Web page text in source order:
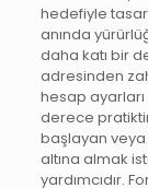
hedefiyle
anında
daha katı bir
adresinden
hesap
derece
başlayan veya
altına almak
yardımcıdır.